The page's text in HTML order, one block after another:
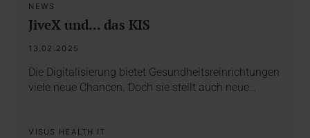
NEWS
JiveX und... das KIS
13.02.2025
Die Digitalisierung bietet Gesundheitsreinrichtungen
viele neue Chancen. Doch sie stellt auch neue…
VISUS HEALTH IT